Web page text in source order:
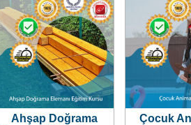
Ahşap Doğrama
Çocuk